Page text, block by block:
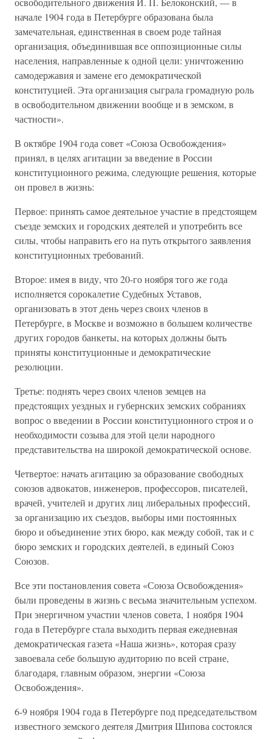
начале 1904 года в Петербурге образована была
замечательная, единственная в своем роде тайная
организация, объединившая все оппозиционные силы
населения, направленные к одной цели: уничтожению
самодержавия и замене его демократической
конституцией. Эта организация сыграла громадную роль
в освободительном движении вообще и в земском, в
частности».
В октябре 1904 года совет «Союза Освобождения»
принял, в целях агитации за введение в России
конституционного режима, следующие решения, которые
он провел в жизнь:
Первое: принять самое деятельное участие в предстоящем
съезде земских и городских деятелей и употребить все
силы, чтобы направить его на путь открытого заявления
конституционных требований.
Второе: имея в виду, что 20-го ноября того же года
исполняется сорокалетие Судебных Уставов,
организовать в этот день через своих членов в
Петербурге, в Москве и возможно в большем количестве
других городов банкеты, на которых должны быть
приняты конституционные и демократические
резолюции.
Третье: поднять через своих членов земцев на
предстоящих уездных и губернских земских собраниях
вопрос о введении в России конституционного строя и о
необходимости созыва для этой цели народного
представительства на широкой демократической основе.
Четвертое: начать агитацию за образование свободных
союзов адвокатов, инженеров, профессоров, писателей,
врачей, учителей и других лиц либеральных профессий,
за организацию их съездов, выборы ими постоянных
бюро и объединение этих бюро, как между собой, так и с
бюро земских и городских деятелей, в единый Союз
Союзов.
Все эти постановления совета «Союза Освобождения»
были проведены в жизнь с весьма значительным успехом.
При энергичном участии членов совета, 1 ноября 1904
года в Петербурге стала выходить первая ежедневная
демократическая газета «Наша жизнь», которая сразу
завоевала себе большую аудиторию по всей стране,
благодаря, главным образом, энергии «Союза
Освобождения».
6-9 ноября 1904 года в Петербурге под председательством
известного земского деятеля Дмитрия Шипова состоялся